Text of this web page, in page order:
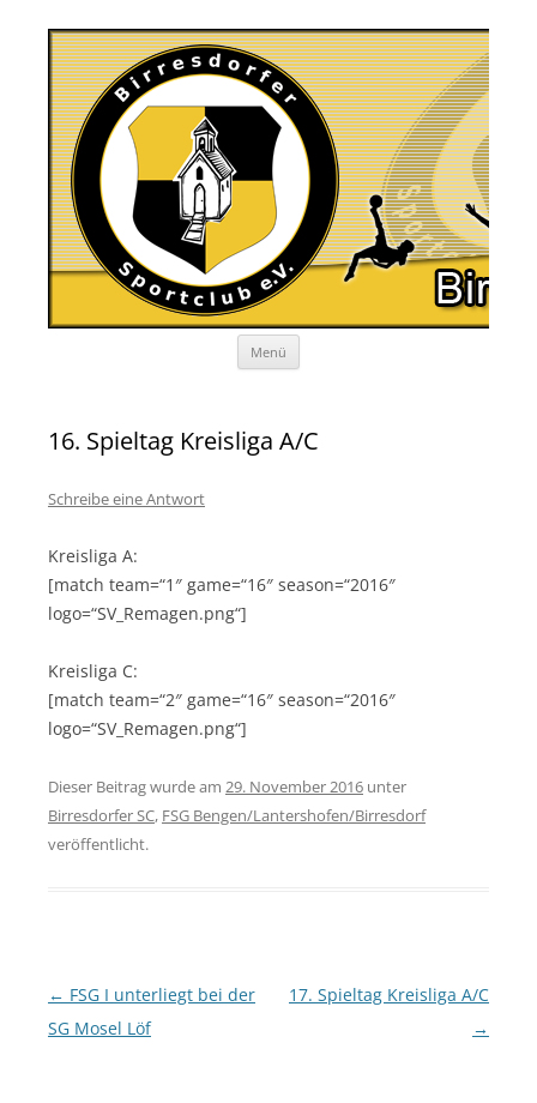
Menü
16. Spieltag Kreisliga A/C
Schreibe eine Antwort
Kreisliga A:
[match team=“1″ game=“16″ season=“2016″
logo=“SV_Remagen.png“]
Kreisliga C:
[match team=“2″ game=“16″ season=“2016″
logo=“SV_Remagen.png“]
Dieser Beitrag wurde am 29. November 2016 unter
Birresdorfer SC, FSG Bengen/Lantershofen/Birresdorf
veröffentlicht.
Beitragsnavigation
← FSG I unterliegt bei der
SG Mosel Löf
17. Spieltag Kreisliga A/C
→